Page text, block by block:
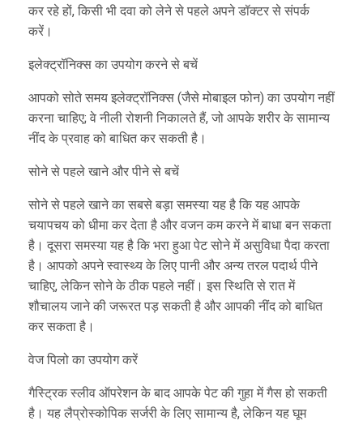
कर रहे हों, किसी भी दवा को लेने से पहले अपने डॉक्टर से संपर्क
करें।
इलेक्ट्रॉनिक्स का उपयोग करने से बचें
आपको सोते समय इलेक्ट्रॉनिक्स (जैसे मोबाइल फोन) का उपयोग नहीं
करना चाहिए; वे नीली रोशनी निकालते हैं, जो आपके शरीर के सामान्य
नींद के प्रवाह को बाधित कर सकती है।
सोने से पहले खाने और पीने से बचें
सोने से पहले खाने का सबसे बड़ा समस्या यह है कि यह आपके
चयापचय को धीमा कर देता है और वजन कम करने में बाधा बन सकता
है। दूसरा समस्या यह है कि भरा हुआ पेट सोने में असुविधा पैदा करता
है। आपको अपने स्वास्थ्य के लिए पानी और अन्य तरल पदार्थ पीने
चाहिए, लेकिन सोने के ठीक पहले नहीं। इस स्थिति से रात में
शौचालय जाने की जरूरत पड़ सकती है और आपकी नींद को बाधित
कर सकता है।
वेज पिलो का उपयोग करें
गैस्ट्रिक स्लीव ऑपरेशन के बाद आपके पेट की गुहा में गैस हो सकती
है। यह लैप्रोस्कोपिक सर्जरी के लिए सामान्य है, लेकिन यह घूम